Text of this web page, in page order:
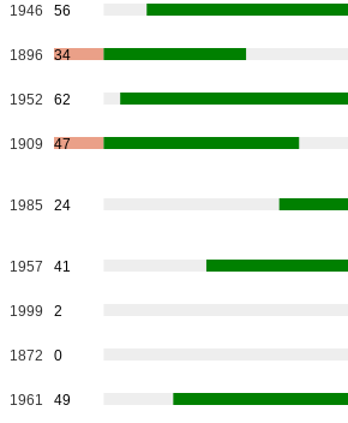
1946 56
1896 34
1952 62
1909 47
1985 24
1957 41
1999 2
1872 0
1961 49